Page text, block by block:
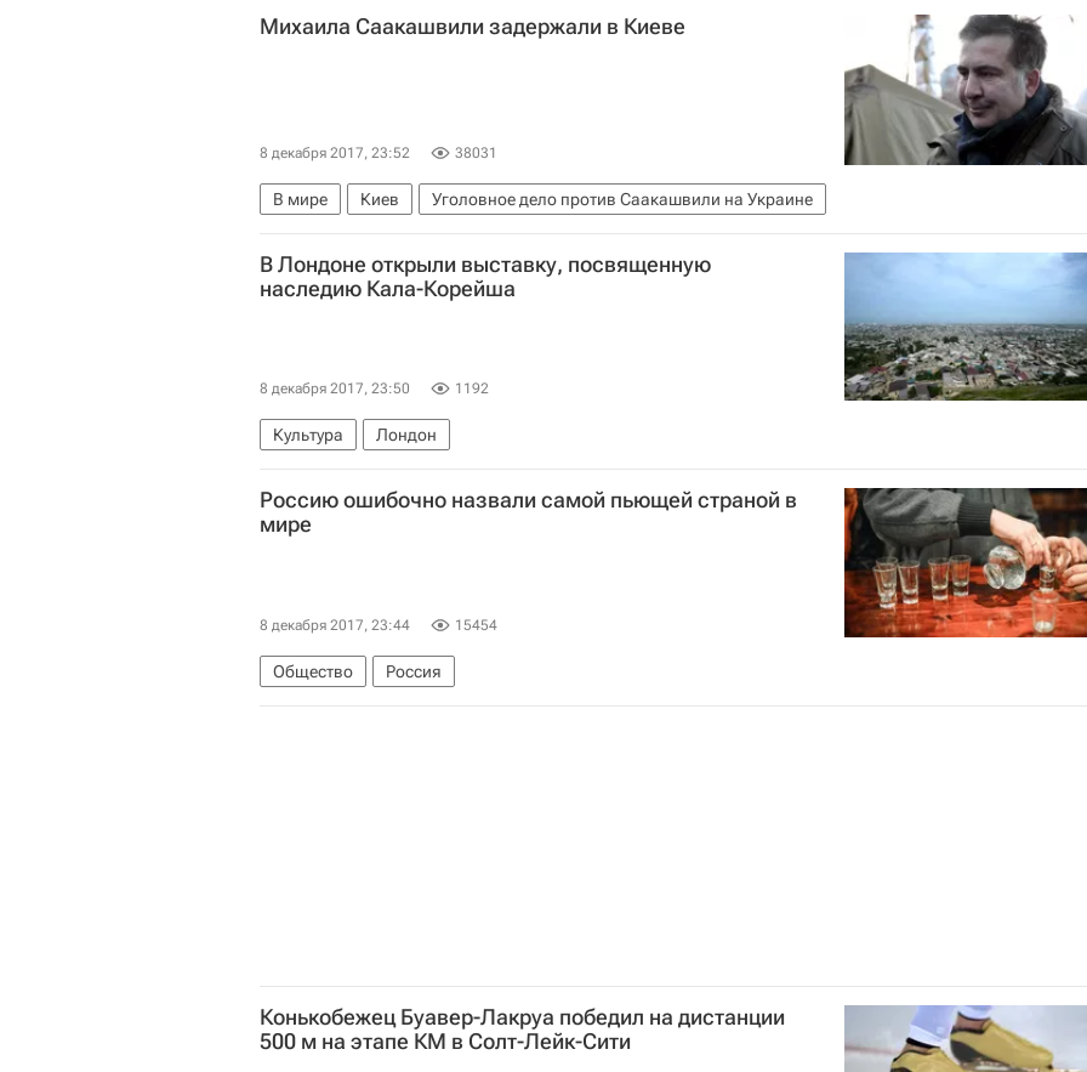
Михаила Саакашвили задержали в Киеве
8 декабря 2017, 23:52 38031
В мире Киев Уголовное дело против Саакашвили на Украине
В Лондоне открыли выставку, посвященную
наследию Кала-Корейша
8 декабря 2017, 23:50 1192
Культура Лондон
Россию ошибочно назвали самой пьющей страной в
мире
8 декабря 2017, 23:44 15454
Общество Россия
Конькобежец Буавер-Лакруа победил на дистанции
500 м на этапе КМ в Солт-Лейк-Сити